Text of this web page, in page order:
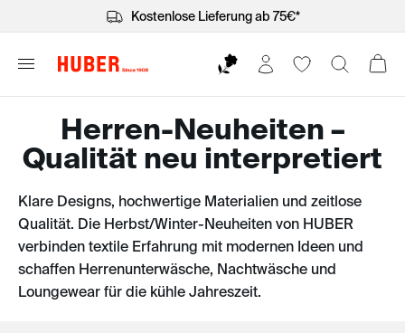
Kostenlose Lieferung ab 75€*
Herren-Neuheiten –
Qualität neu interpretiert
Klare Designs, hochwertige Materialien und zeitlose
Qualität. Die Herbst/Winter-Neuheiten von HUBER
verbinden textile Erfahrung mit modernen Ideen und
schaffen Herrenunterwäsche, Nachtwäsche und
Loungewear für die kühle Jahreszeit.